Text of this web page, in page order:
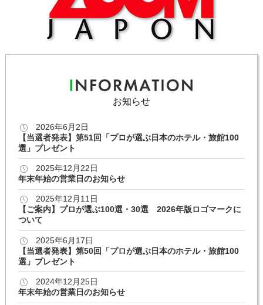
お知らせ
2026年6月2日
【当選者発表】第51回「プロが選ぶ日本のホテル・旅館100
選」プレゼント
2025年12月22日
年末年始の営業日のお知らせ
2025年12月11日
【ご案内】プロが選ぶ100選・30選 2026年版ロゴマークに
ついて
2025年6月17日
【当選者発表】第50回「プロが選ぶ日本のホテル・旅館100
選」プレゼント
2024年12月25日
年末年始の営業日のお知らせ